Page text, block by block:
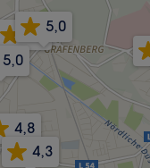
4,9
4,8
5,0
5,0
4,3